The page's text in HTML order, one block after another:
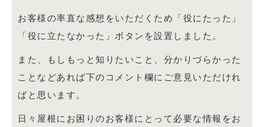
お客様の率直な感想をいただくため「役にたった」
「役に立たなかった」ボタンを設置しました。
また、もしもっと知りたいこと、分かりづらかった
ことなどあれば下のコメント欄にご意見いただけれ
ばと思います。
日々屋根にお困りのお客様にとって必要な情報をお